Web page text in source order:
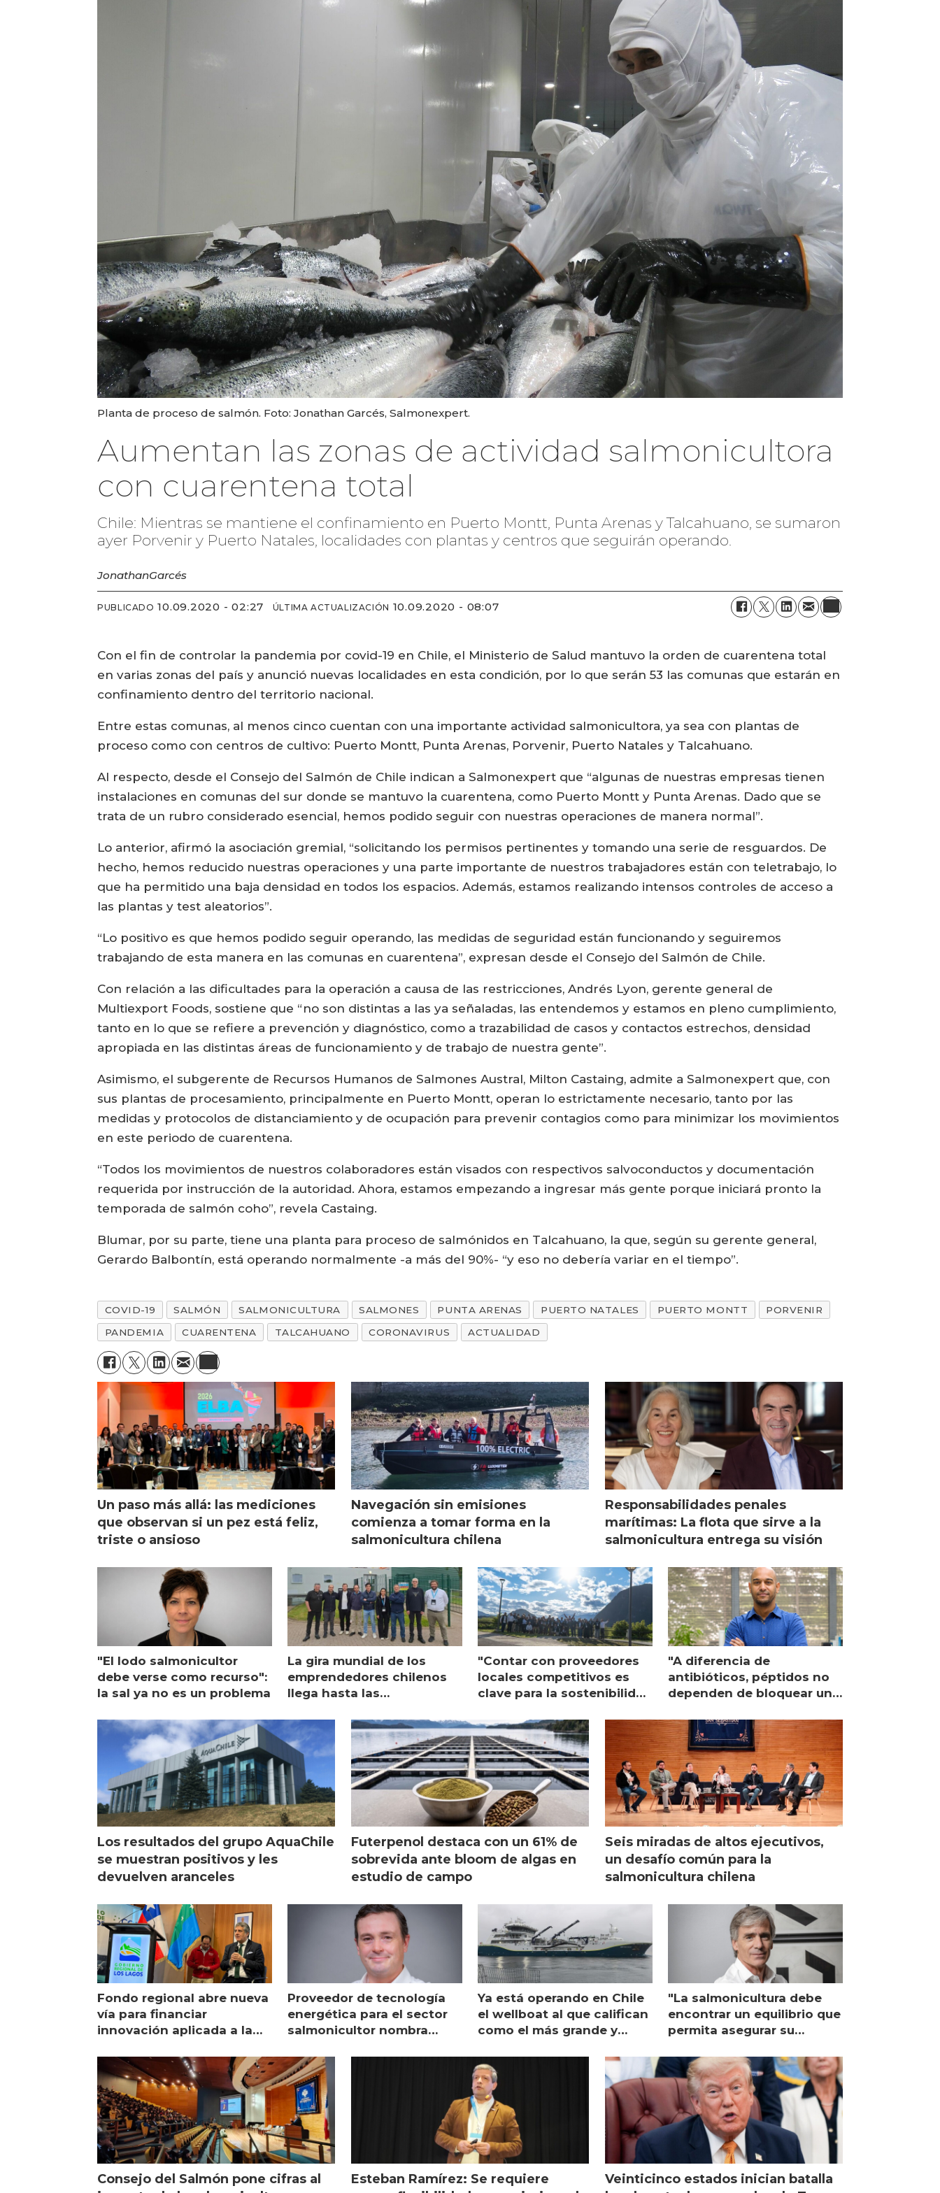
Planta de proceso de salmón. Foto: Jonathan Garcés, Salmonexpert.
Aumentan las zonas de actividad salmonicultora
con cuarentena total
Chile: Mientras se mantiene el confinamiento en Puerto Montt, Punta Arenas y Talcahuano, se sumaron
ayer Porvenir y Puerto Natales, localidades con plantas y centros que seguirán operando.
JonathanGarcés
PUBLICADO 10.09.2020 - 02:27 ÚLTIMA ACTUALIZACIÓN 10.09.2020 - 08:07
Con el fin de controlar la pandemia por covid-19 en Chile, el Ministerio de Salud mantuvo la orden de cuarentena total
en varias zonas del país y anunció nuevas localidades en esta condición, por lo que serán 53 las comunas que estarán en
confinamiento dentro del territorio nacional.
Entre estas comunas, al menos cinco cuentan con una importante actividad salmonicultora, ya sea con plantas de
proceso como con centros de cultivo: Puerto Montt, Punta Arenas, Porvenir, Puerto Natales y Talcahuano.
Al respecto, desde el Consejo del Salmón de Chile indican a Salmonexpert que “algunas de nuestras empresas tienen
instalaciones en comunas del sur donde se mantuvo la cuarentena, como Puerto Montt y Punta Arenas. Dado que se
trata de un rubro considerado esencial, hemos podido seguir con nuestras operaciones de manera normal”.
Lo anterior, afirmó la asociación gremial, “solicitando los permisos pertinentes y tomando una serie de resguardos. De
hecho, hemos reducido nuestras operaciones y una parte importante de nuestros trabajadores están con teletrabajo, lo
que ha permitido una baja densidad en todos los espacios. Además, estamos realizando intensos controles de acceso a
las plantas y test aleatorios”.
“Lo positivo es que hemos podido seguir operando, las medidas de seguridad están funcionando y seguiremos
trabajando de esta manera en las comunas en cuarentena”, expresan desde el Consejo del Salmón de Chile.
Con relación a las dificultades para la operación a causa de las restricciones, Andrés Lyon, gerente general de
Multiexport Foods, sostiene que “no son distintas a las ya señaladas, las entendemos y estamos en pleno cumplimiento,
tanto en lo que se refiere a prevención y diagnóstico, como a trazabilidad de casos y contactos estrechos, densidad
apropiada en las distintas áreas de funcionamiento y de trabajo de nuestra gente”.
Asimismo, el subgerente de Recursos Humanos de Salmones Austral, Milton Castaing, admite a Salmonexpert que, con
sus plantas de procesamiento, principalmente en Puerto Montt, operan lo estrictamente necesario, tanto por las
medidas y protocolos de distanciamiento y de ocupación para prevenir contagios como para minimizar los movimientos
en este periodo de cuarentena.
“Todos los movimientos de nuestros colaboradores están visados con respectivos salvoconductos y documentación
requerida por instrucción de la autoridad. Ahora, estamos empezando a ingresar más gente porque iniciará pronto la
temporada de salmón coho”, revela Castaing.
Blumar, por su parte, tiene una planta para proceso de salmónidos en Talcahuano, la que, según su gerente general,
Gerardo Balbontín, está operando normalmente -a más del 90%- “y eso no debería variar en el tiempo”.
COVID-19 SALMÓN SALMONICULTURA SALMONES PUNTA ARENAS PUERTO NATALES PUERTO MONTT
PORVENIR
PANDEMIA
CUARENTENA TALCAHUANO CORONAVIRUS ACTUALIDAD
Un paso más allá: las mediciones
que observan si un pez está feliz,
triste o ansioso
Navegación sin emisiones
comienza a tomar forma en la
salmonicultura chilena
Responsabilidades penales
marítimas: La flota que sirve a la
salmonicultura entrega su visión
"El lodo salmonicultor
debe verse como recurso":
la sal ya no es un problema
La gira mundial de los
emprendedores chilenos
llega hasta las
Escocia
"Contar con proveedores
locales competitivos es
clave para la sostenibilidad
"A diferencia de
antibióticos, péptidos no
dependen de bloquear una
Los resultados del grupo AquaChile
se muestran positivos y les
devuelven aranceles
Futerpenol destaca con un 61% de
sobrevida ante bloom de algas en
estudio de campo
Seis miradas de altos ejecutivos,
un desafío común para la
salmonicultura chilena
Fondo regional abre nueva
vía para financiar
innovación aplicada a la
Proveedor de tecnología
energética para el sector
salmonicultor nombra
Ya está operando en Chile
el wellboat al que califican
como el más grande y
"La salmonicultura debe
encontrar un equilibrio que
permita asegurar su
Consejo del Salmón pone cifras al
Esteban Ramírez: Se requiere
Veinticinco estados inician batalla